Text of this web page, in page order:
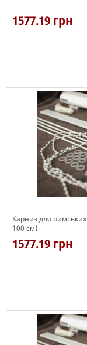
1577.19 грн
Карниз для
100 см)
1577.19 грн